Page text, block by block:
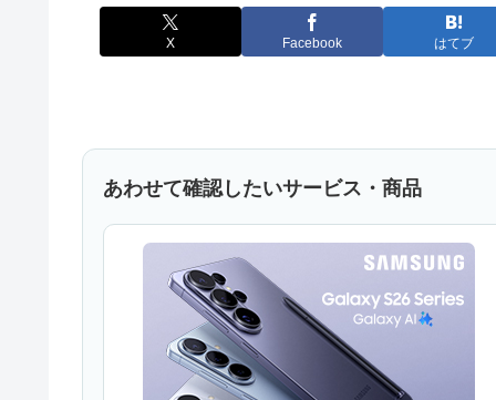
X Facebook はてブ
あわせて確認したいサービス・商品